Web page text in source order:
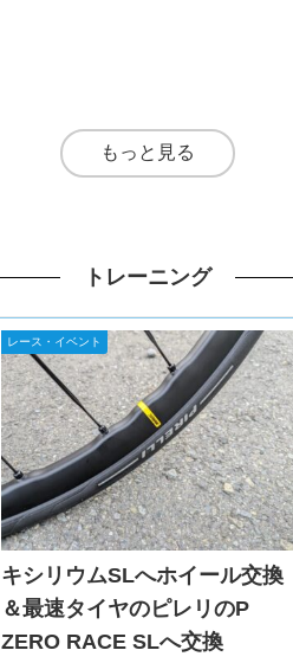
もっと見る
トレーニング
レース・イベント
キシリウムSLへホイール交換
＆最速タイヤのピレリのP
ZERO RACE SLへ交換